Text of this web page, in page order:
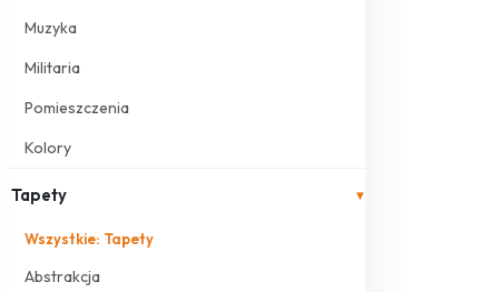
Muzyka
Militaria
Pomieszczenia
Kolory
Tapety ▾
Wszystkie: Tapety
Abstrakcja